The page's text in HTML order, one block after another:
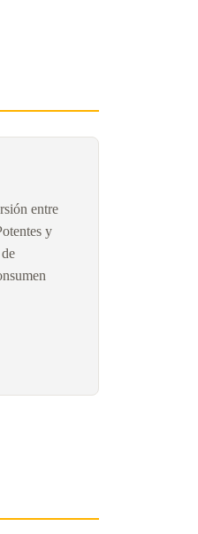
entre
y